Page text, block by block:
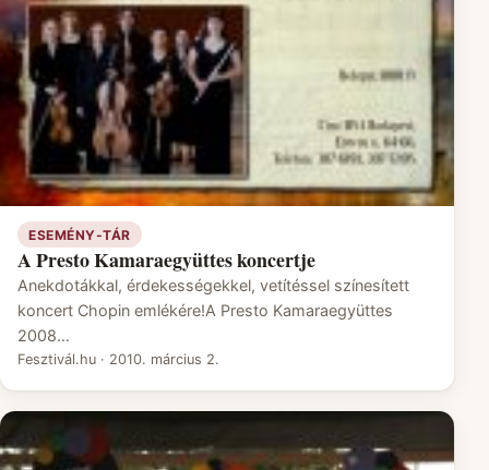
ESEMÉNY-TÁR
A Presto Kamaraegyüttes koncertje
Anekdotákkal, érdekességekkel, vetítéssel színesített
koncert Chopin emlékére!A Presto Kamaraegyüttes
2008…
Fesztivál.hu · 2010. március 2.